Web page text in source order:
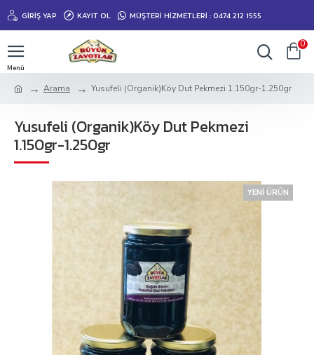
GIRIŞ YAP KAYIT OL MÜŞTERİ HİZMETLERİ : 0474 212 1555
0
Arama Yusufeli (Organik)Köy Dut Pekmezi 1.150gr-1.250gr
Yusufeli (Organik)Köy Dut Pekmezi
1.150gr-1.250gr
YENI ÜRÜN